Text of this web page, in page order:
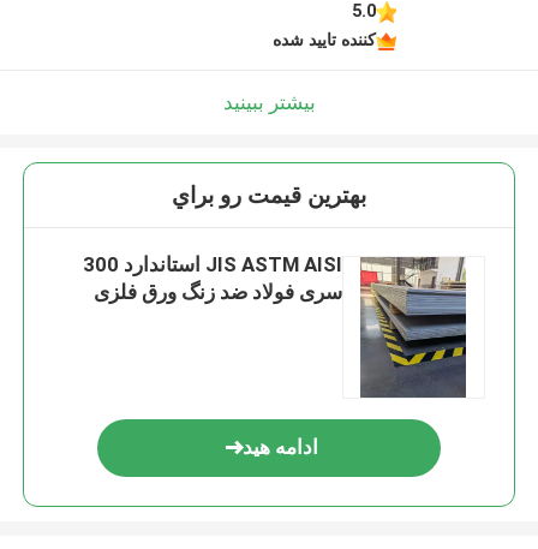
5.0
کننده تایید شده
بیشتر ببینید
بهترين قيمت رو براي
JIS ASTM AISI استاندارد 300
سری فولاد ضد زنگ ورق فلزی
ادامه هید